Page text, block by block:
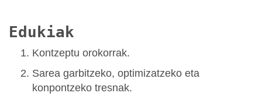
Edukiak
Kontzeptu orokorrak.
Sarea garbitzeko, optimizatzeko eta
konpontzeko tresnak.